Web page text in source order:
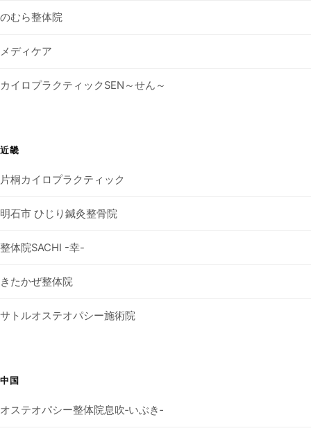
のむら整体院
メディケア
カイロプラクティックSEN～せん～
近畿
片桐カイロプラクティック
明石市 ひじり鍼灸整骨院
整体院SACHI -幸-
きたかぜ整体院
サトルオステオパシー施術院
中国
オステオパシー整体院息吹‐いぶき‐